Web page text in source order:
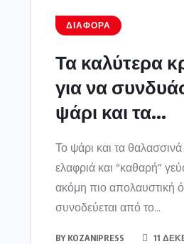
ΔΙΆΦΟΡΑ
Τα καλύτερα
για να
ψάρι και τα...
Το ψάρι και τα
ελαφριά και “καθαρή”
ακόμη πιο απολαυστική
συνοδεύεται από το...
BY KOZANIPRESS 11